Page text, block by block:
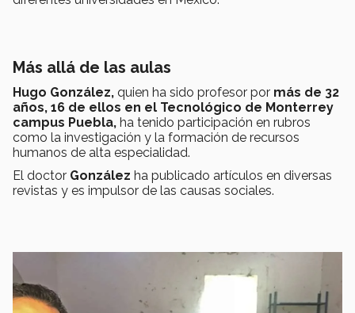
Más allá de las aulas
Hugo González, quien ha sido profesor por más de 32
años, 16 de ellos en el Tecnológico de Monterrey
campus Puebla, ha tenido participación en rubros
como la investigación y la formación de recursos
humanos de alta especialidad.
El doctor González ha publicado artículos en diversas
revistas y es impulsor de las causas sociales.